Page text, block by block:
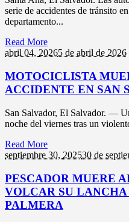
serie de accidentes de tránsito
departamento...
Read More
abril 04, 20265 de abril de 2026
MOTOCICLISTA
ACCIDENTE EN SAN
San Salvador, El Salvador. —
noche del viernes tras un
Read More
septiembre 30, 202530 de
PESCADOR MUERE
VOLCAR SU
PALMERA